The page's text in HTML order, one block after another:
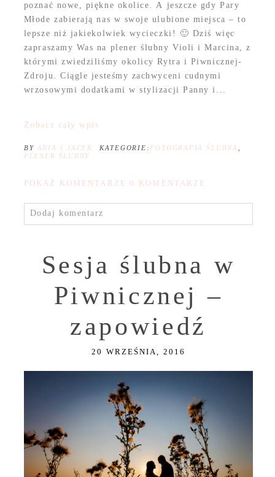
poznać nowe, piękne okolice. A jeszcze gdy Pary
Młode zabierają nas w swoje ulubione miejsca – to
lepsze niż jakiekolwiek wycieczki! 🙂 Dziś więc
zapraszamy Was na plener ślubny Violi i Marcina, z
którymi zwiedziliśmy okolicy Rytra i Piwnicznej-
Zdroju. Ciągle jesteśmy zachwyceni cudnymi
wrzosowymi dodatkami w stylizacji Panny i...
Zobacz cały wpis
BY ANIA I JACEK KATEGORIE: FOTOGRAFIA ŚLUBNA
PLENER ŚLUBNY
POKAŻ KOMENTARZE 0 KOMENTARZE
Dodaj komentarz
Sesja ślubna w
Piwnicznej –
zapowiedź
20 WRZEŚNIA, 2016